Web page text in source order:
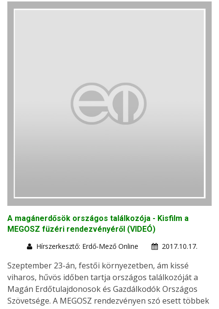
A magánerdősök országos találkozója - Kisfilm a
MEGOSZ füzéri rendezvényéről (VIDEÓ)
Hírszerkesztő: Erdő-Mező Online
2017.10.17.
Szeptember 23-án, festői környezetben, ám kissé
viharos, hűvös időben tartja országos találkozóját a
Magán Erdőtulajdonosok és Gazdálkodók Országos
Szövetsége. A MEGOSZ rendezvényen szó esett többek